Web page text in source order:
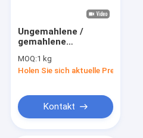
Ungemahlene /
gemahlene
für die
Metallbearbeitung
MOQ:1 kg
Holen Sie sich aktuelle Preis
Kontakt